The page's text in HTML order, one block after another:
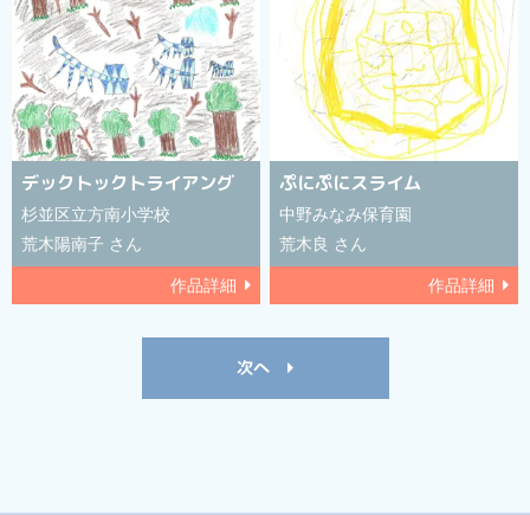
デックトックトライアング
杉並区立方南小学校
荒木陽南子 さん
作品詳細
ぷにぷにスライム
中野みなみ保育園
荒木良 さん
作品詳細
次へ